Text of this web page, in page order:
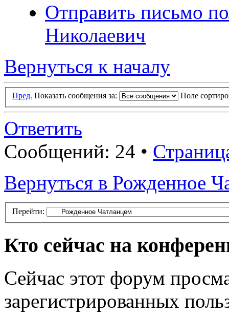
Отправить письмо
Николаевич
Вернуться к началу
Пред. Показать сообщения за: Поле
Ответить
Сообщений: 24 •
Вернуться в Рожденное
Перейти:
Кто сейчас на
Сейчас этот форум
зарегистрированных